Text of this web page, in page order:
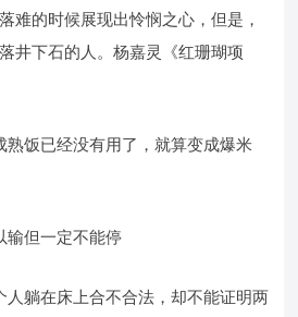
难的时候展现出怜悯之心，但是，
井下石的人。杨嘉灵《红珊瑚项
熟饭已经没有用了，就算变成爆米
输但一定不能停
人躺在床上合不合法，却不能证明两